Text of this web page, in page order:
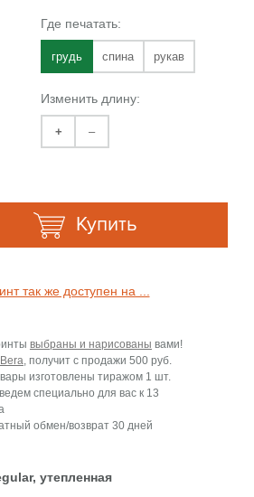
Где печатать:
грудь спина рукав
Изменить длину:
+ –
Купить
так же доступен на ...
выбраны и нарисованы вами!
Bera, получит с продажи 500 руб.
изготовлены тиражом 1 шт.
специально для вас к 13
обмен/возврат 30 дней
утепленная